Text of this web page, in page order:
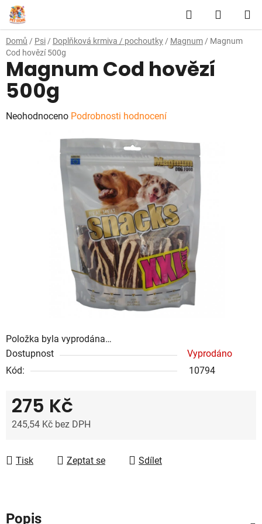
Přejít
na
obsah
Hledat
KOŠÍK
Domů / Psi / Doplňková krmiva / pochoutky / Magnum / Magnum
Cod hovězí 500g
Položka byla vyprodána…
Dostupnost
Vyprodáno
Kód:
10794
275 Kč
245,54 Kč bez DPH
Tisk
Zeptat se Sdílet
Magnum Cod hovězí
500g
Průměrné
Neohodnoceno Podrobnosti hodnocení
Popis